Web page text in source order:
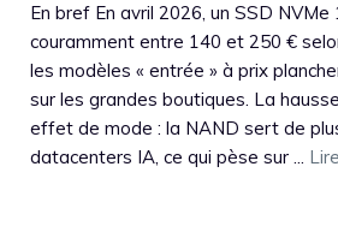
En bref En avril 2026, un SSD
couramment entre 140 et 250 €
les modèles « entrée » à prix
sur les grandes boutiques. La
effet de mode : la NAND sert de
datacenters IA, ce qui pèse sur ...